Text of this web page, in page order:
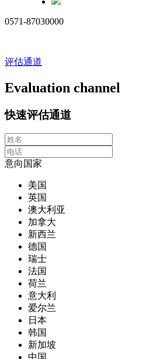
0571-87030000
评估通道
Evaluation channel
快速评估通道
意向国家
美国
英国
澳大利亚
加拿大
新西兰
德国
瑞士
法国
荷兰
意大利
爱尔兰
日本
韩国
新加坡